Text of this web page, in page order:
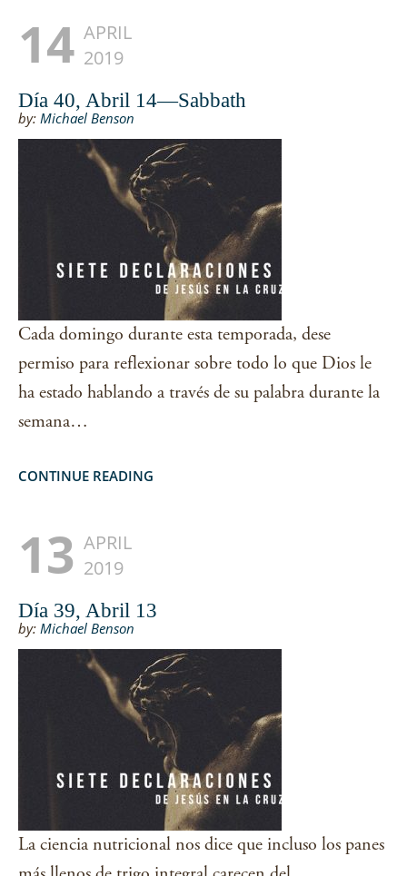
14 APRIL
2019
Día 40, Abril 14—Sabbath
by: Michael Benson
Cada domingo durante esta temporada, dese
permiso para reflexionar sobre todo lo que Dios le
ha estado hablando a través de su palabra durante la
semana…
CONTINUE READING
13 APRIL
2019
Día 39, Abril 13
by: Michael Benson
La ciencia nutricional nos dice que incluso los panes